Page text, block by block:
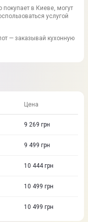
покупает в Киеве, могут
услугой
— заказывай кухонную
Цена
9 269 грн
9 499 грн
10 444грн
10 499 грн
10 499 грн